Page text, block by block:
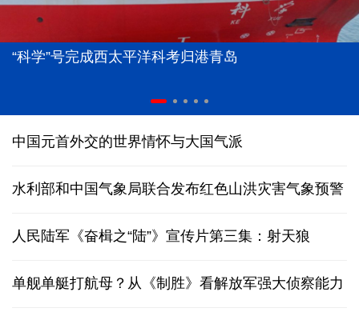
“科学”号完成西太平洋科考归港青岛
中国元首外交的世界情怀与大国气派
水利部和中国气象局联合发布红色山洪灾害气象预警
人民陆军《奋楫之“陆”》宣传片第三集：射天狼
单舰单艇打航母？从《制胜》看解放军强大侦察能力